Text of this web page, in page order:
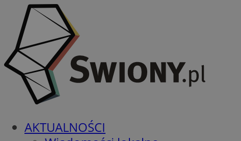
AKTUALNOŚCI